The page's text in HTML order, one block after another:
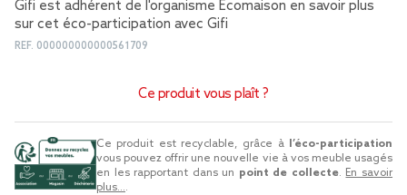
Gifi est adhérent de l'organisme Ecomaison en savoir plus
sur cet éco-participation avec Gifi
REF. 000000000000561709
Ce produit vous plaît ?
Ce produit est recyclable, grâce à
l’éco-participation
vous pouvez offrir une nouvelle vie à vos meuble usagés
en les rapportant dans un point de collecte. En savoir
plus....